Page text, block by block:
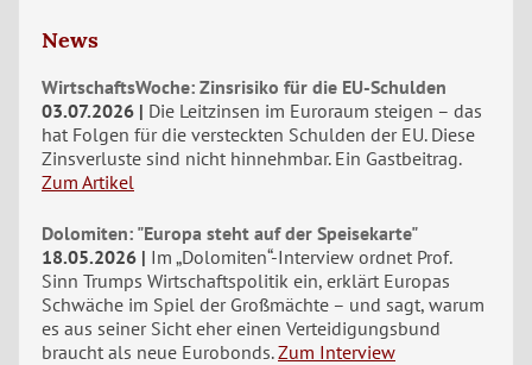
News
WirtschaftsWoche: Zinsrisiko für die EU-Schulden
03.07.2026
Die Leitzinsen im Euroraum steigen – das
hat Folgen für die versteckten Schulden der EU. Diese
Zinsverluste sind nicht hinnehmbar. Ein Gastbeitrag.
Zum Artikel
Dolomiten: "Europa steht auf der Speisekarte"
18.05.2026
Im „Dolomiten“-Interview ordnet Prof.
Sinn Trumps Wirtschaftspolitik ein, erklärt Europas
Schwäche im Spiel der Großmächte – und sagt, warum
es aus seiner Sicht eher einen Verteidigungsbund
braucht als neue Eurobonds. Zum Interview